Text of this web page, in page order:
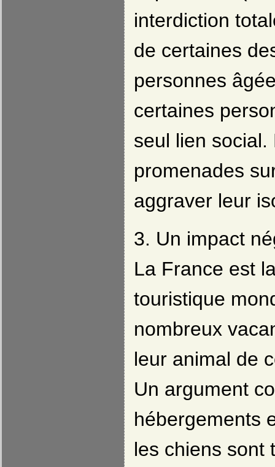
interdiction
de certaines
personnes
certaines
seul lien
promenades
aggraver leur
3. Un impact
La France est
touristique
nombreux
leur animal de
Un argument
hébergements
les chiens sont